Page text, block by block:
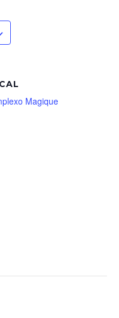
Magique